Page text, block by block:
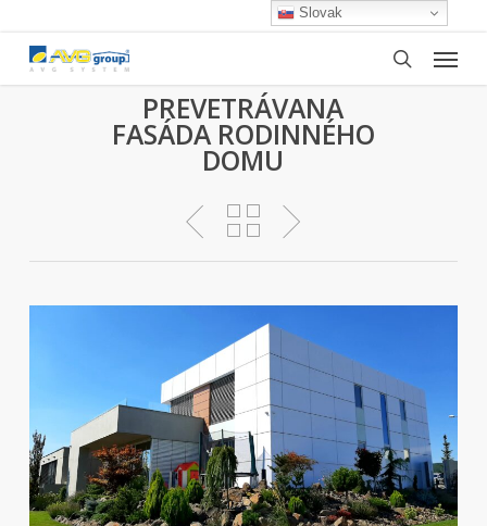
main
content
search
Menu
PREVETRÁVANA
FASÁDA RODINNÉHO
DOMU
Slovak